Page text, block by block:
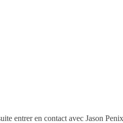
entrer en contact avec Jason